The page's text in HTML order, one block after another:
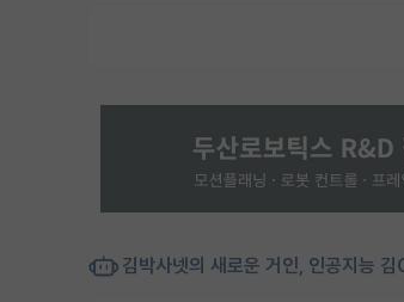
김박사넷의 새로운 거인, 인공지능